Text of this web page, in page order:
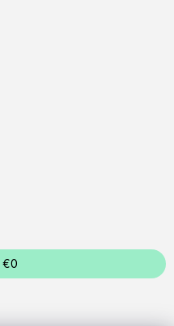
€0